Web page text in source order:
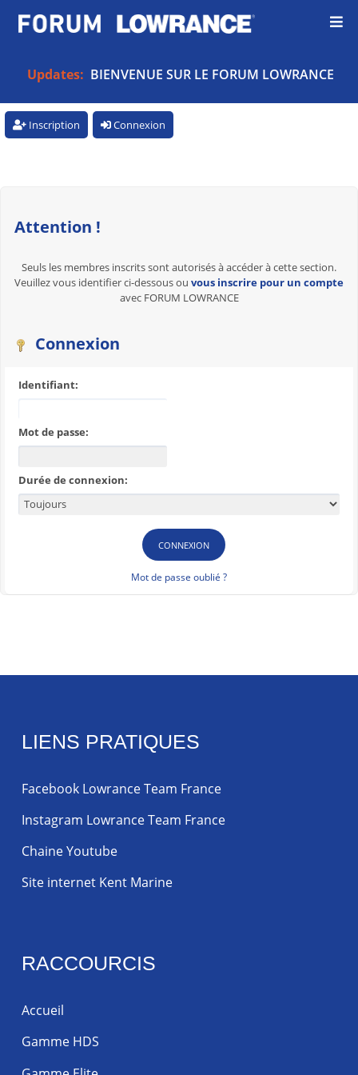
Updates: BIENVENUE SUR LE FORUM LOWRANCE
Inscription Connexion
Attention !
Seuls les membres inscrits sont autorisés à accéder à cette section.
Veuillez vous identifier ci-dessous ou vous inscrire pour un compte
avec FORUM LOWRANCE
Connexion
Identifiant:
Mot de passe:
Durée de connexion:
Mot de passe oublié ?
LIENS PRATIQUES
Facebook Lowrance Team France
Instagram Lowrance Team France
Chaine Youtube
Site internet Kent Marine
RACCOURCIS
Accueil
Gamme HDS